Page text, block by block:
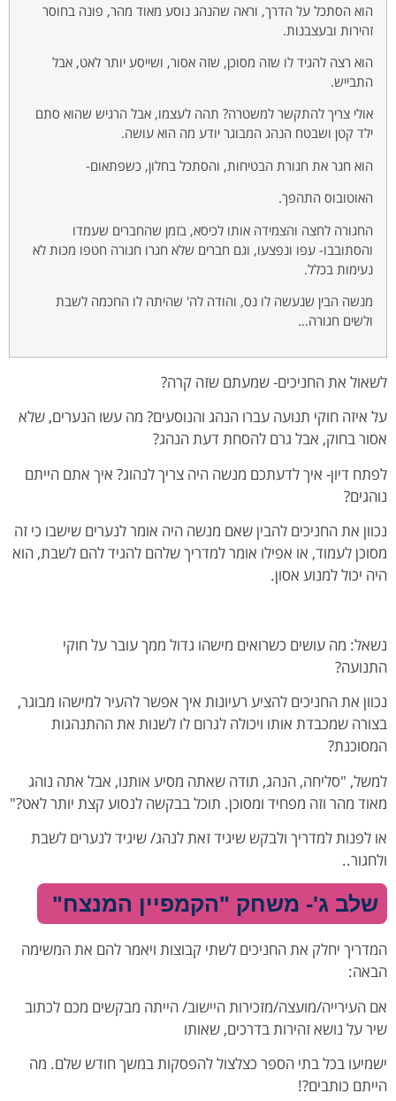
הוא הסתכל על הדרך, וראה שהנהג נוסע מאוד מהר, פונה בחוסר
זהירות ובעצבנות.
הוא רצה להגיד לו שזה מסוכן, שזה אסור, ושייסע יותר לאט, אבל
התבייש.
אולי צריך להתקשר למשטרה? תהה לעצמו, אבל הרגיש שהוא סתם
ילד קטן ושבטח הנהג המבוגר יודע מה הוא עושה.
הוא חגר את חגורת הבטיחות, והסתכל בחלון, כשפתאום-
האוטובוס התהפך.
החגורה לחצה והצמידה אותו לכיסא, בזמן שהחברים שעמדו
והסתובבו- עפו ונפצעו, וגם חברים שלא חגרו חגורה חטפו מכות לא
נעימות בכלל.
מנשה הבין שנעשה לו נס, והודה לה' שהיתה לו החכמה לשבת
ולשים חגורה…
לשאול את החניכים- שמעתם שזה קרה?
על איזה חוקי תנועה עברו הנהג והנוסעים? מה עשו הנערים, שלא
אסור בחוק, אבל גרם להסחת דעת הנהג?
לפתח דיון- איך לדעתכם מנשה היה צריך לנהוג? איך אתם הייתם
נוהגים?
נכוון את החניכים להבין שאם מנשה היה אומר לנערים שישבו כי זה
מסוכן לעמוד, או אפילו אומר למדריך שלהם להגיד להם לשבת, הוא
היה יכול למנוע אסון.
נשאל: מה עושים כשרואים מישהו גדול ממך עובר על חוקי
התנועה?
נכוון את החניכים להציע רעיונות איך אפשר להעיר למישהו מבוגר,
בצורה שמכבדת אותו ויכולה לגרום לו לשנות את ההתנהגות
המסוכנת?
למשל, "סליחה, הנהג, תודה שאתה מסיע אותנו, אבל אתה נוהג
מאוד מהר וזה מפחיד ומסוכן. תוכל בבקשה לנסוע קצת יותר לאט?"
או לפנות למדריך ולבקש שיגיד זאת לנהג/ שיגיד לנערים לשבת
ולחגור..
שלב ג'- משחק "הקמפיין המנצח"
המדריך יחלק את החניכים לשתי קבוצות ויאמר להם את המשימה
הבאה:
אם העירייה/מועצה/מזכירות היישוב/ הייתה מבקשים מכם לכתוב
שיר על נושא זהירות בדרכים, שאותו
ישמיעו בכל בתי הספר כצלצול להפסקות במשך חודש שלם. מה
הייתם כותבים?!